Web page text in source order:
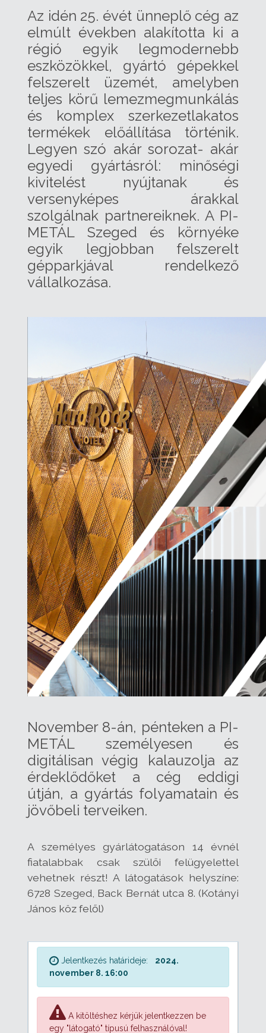
Az idén 25. évét ünneplő cég az
elmúlt években alakította ki a
régió egyik legmodernebb
eszközökkel, gyártó gépekkel
felszerelt üzemét, amelyben
teljes körű lemezmegmunkálás
és komplex szerkezetlakatos
termékek előállítása történik.
Legyen szó akár sorozat- akár
egyedi gyártásról: minőségi
kivitelést nyújtanak és
versenyképes árakkal
szolgálnak partnereiknek. A PI-
METÁL Szeged és környéke
egyik legjobban felszerelt
gépparkjával rendelkező
vállalkozása.
November 8-án, pénteken a PI-
METÁL személyesen és
digitálisan végig kalauzolja az
érdeklődőket a cég eddigi
útján, a gyártás folyamatain és
jövőbeli terveiken.
A személyes gyárlátogatáson 14 évnél
fiatalabbak csak szülői felügyelettel
vehetnek részt! A látogatások helyszíne:
6728 Szeged, Back Bernát utca 8. (Kotányi
János köz felől)
Jelentkezés határideje:
2024.
november 8. 16:00
A kitöltéshez kérjük jelentkezzen be
egy "látogató" típusú felhasználóval!